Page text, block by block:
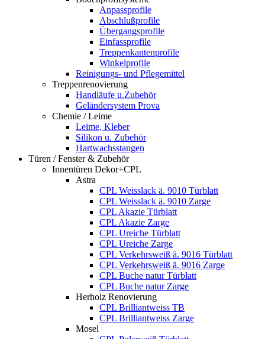
Anpassprofile
Abschlußprofile
Übergangsprofile
Einfassprofile
Treppenkantenprofile
Winkelprofile
Reinigungs- und Pflegemittel
Treppenrenovierung
Handläufe u.Zubehör
Geländersystem Prova
Chemie / Leime
Leime, Kleber
Silikon u. Zubehör
Hartwachsstangen
Türen / Fenster & Zubehör
Innentüren Dekor+CPL
Astra
CPL Weisslack ä. 9010 Türblatt
CPL Weisslack ä. 9010 Zarge
CPL Akazie Türblatt
CPL Akazie Zarge
CPL Ureiche Türblatt
CPL Ureiche Zarge
CPL Verkehrsweiß ä. 9016 Türblatt
CPL Verkehrsweiß ä. 9016 Zarge
CPL Buche natur Türblatt
CPL Buche natur Zarge
Herholz Renovierung
CPL Brilliantweiss TB
CPL Brilliantweiss Zarge
Mosel